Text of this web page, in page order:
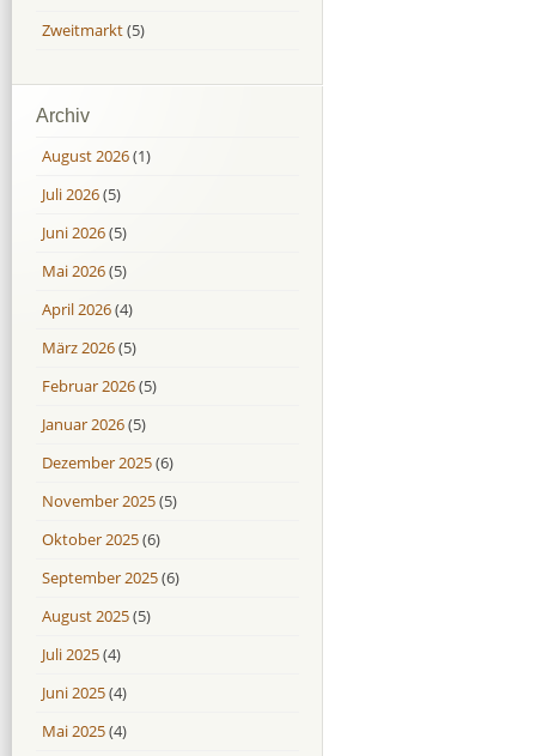
Zweitmarkt(5)
Archiv
August 2026(1)
Juli 2026(5)
Juni 2026(5)
Mai 2026(5)
April 2026(4)
März 2026(5)
Februar 2026(5)
Januar 2026(5)
Dezember 2025(6)
November 2025(5)
Oktober 2025(6)
September 2025(6)
August 2025(5)
Juli 2025(4)
Juni 2025(4)
Mai 2025(4)